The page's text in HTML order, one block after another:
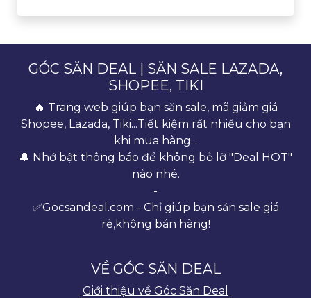
GÓC SĂN DEAL | SĂN SALE LAZADA,
SHOPEE, TIKI
🔥 Trang web giúp bạn săn sale, mã giảm giá
Shopee, Lazada, Tiki...Tiết kiệm rất nhiều cho bạn
khi mua hàng...
🔔 Nhớ bật thông báo để không bỏ lỡ "Deal HOT"
nào nhé.
-
✅Gocsandeal.com - Chỉ giúp bạn săn sale giá
rẻ,không bán hàng!
VỀ GÓC SĂN DEAL
Giới thiệu về Góc Săn Deal